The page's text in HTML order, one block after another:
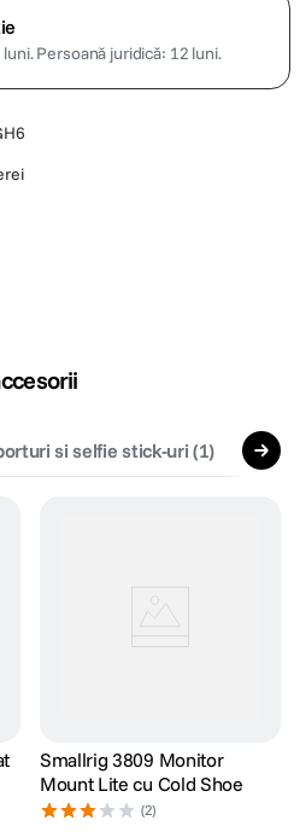
luni.Persoană juridică: 12 luni.
si selfie stick-uri(1)
Smallrig 3809 Monitor
Mount Lite cu Cold Shoe
(2)